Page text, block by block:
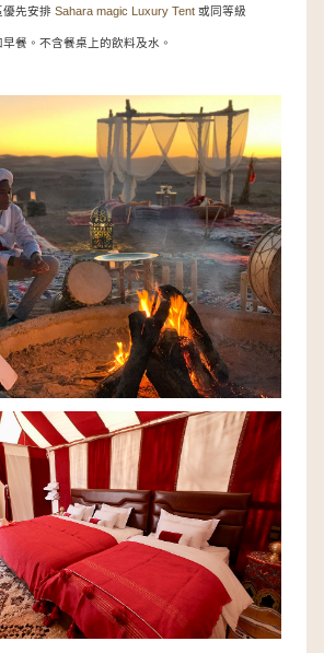
優先安排 Sahara magic Luxury Tent 或同等級
餐。不含餐桌上的飲料及水。